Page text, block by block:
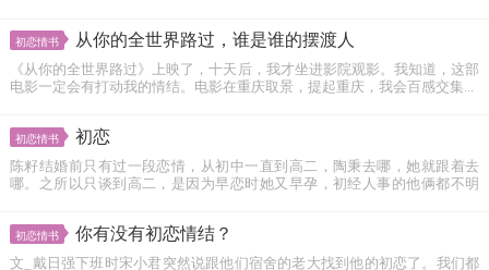
初恋情书 从你的全世界路过，谁是谁的摆渡人
《从你的全世界路过》上映了，十天后，我才坐进影院观影。我知道，这部
电影一定会有打动我的情结。电影在重庆取景，提起重庆，我会百感交集...
初恋情书 初恋
陈籽结婚前只有过一段恋情，从初中一直到高二，陶秉去哪，她就跟着去
哪。之所以只谈到高二，是因为早恋时她又早孕，初经人事的他俩都不明
初恋情书 你有没有初恋情结？
​文­_戴日强下班时宋小君突然说跟他们宿舍的老大找到他的初恋了。我们都